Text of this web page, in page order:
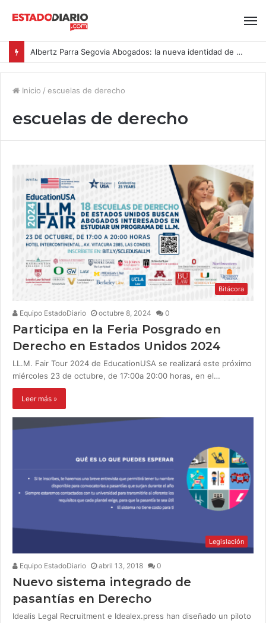
Albertz Parra Segovia Abogados: la nueva identidad de Segovia Consulting
Inicio / escuelas de derecho
escuelas de derecho
Bitácora
Equipo EstadoDiario octubre 8, 2024 0
Participa en la Feria Posgrado en
Derecho en Estados Unidos 2024
LL.M. Fair Tour 2024 de EducationUSA se realizará este próximo
miércoles 23 de octubre, de 17:00a 20:00 horas, en el…
Leer más »
Legislación
Equipo EstadoDiario abril 13, 2018 0
Nuevo sistema integrado de
pasantías en Derecho
Idealis Legal Recruitment e Idealex.press han diseñado un piloto